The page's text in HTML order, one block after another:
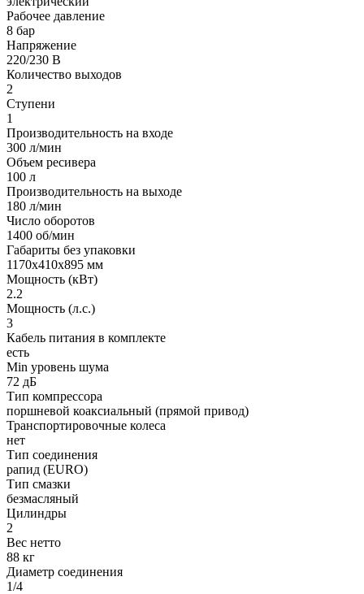
Рабочее давление
8 бар
Напряжение
220/230 В
Количество выходов
2
Ступени
1
Производительность на входе
300 л/мин
Объем ресивера
100 л
Производительность на выходе
180 л/мин
Число оборотов
1400 об/мин
Габариты без упаковки
1170х410х895 мм
Мощность (кВт)
2.2
Мощность (л.с.)
3
Кабель питания в комплекте
есть
Min уровень шума
72 дБ
Тип компрессора
поршневой коаксиальный (прямой привод)
Транспортировочные колеса
нет
Тип соединения
рапид (EURO)
Тип смазки
безмасляный
Цилиндры
2
Вес нетто
88 кг
Диаметр соединения
1/4